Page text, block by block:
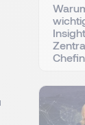
vos
Chefin